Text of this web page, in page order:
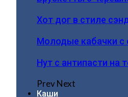
Хот дог в стиле
Молодые кабачки с
Нут с антипасти на
PrevNext
Каши